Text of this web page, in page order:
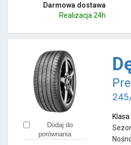
Darmowa dostawa
Realizacja 24h
Dodaj do
porównania
Klasa